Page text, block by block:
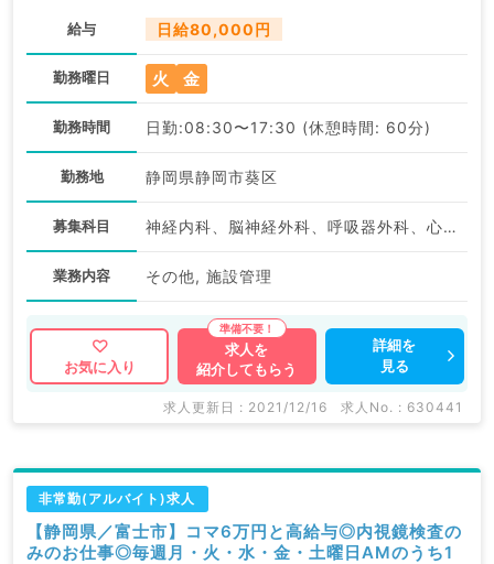
給与 日給80,000円
勤務曜日 火 金
勤務時間 日勤:08:30〜17:30 (休憩時間: 60分)
勤務地 静岡県静岡市葵区
募集科目 神経内科、脳神経外科、呼吸器外科、心臓血管外科、一般内科、循環器内科、呼吸器内科、消化器内科、内分泌・代謝内科、腎臓内科、老年内科、外科系全般、一般外科、消化器外科
業務内容 その他, 施設管理
お気に入り
求人を
紹介してもらう
詳細を
見る
求人更新日 : 2021/12/16 求人No. : 630441
非常勤(アルバイト)求人
【静岡県／富士市】コマ6万円と高給与◎内視鏡検査の
みのお仕事◎毎週月・火・水・金・土曜日AMのうち1